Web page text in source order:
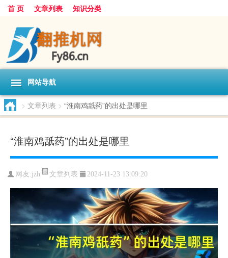
首 页 文章列表 知识分类
网站导航
> 文章列表 > “淮南鸡舐药”的出处是哪里
“淮南鸡舐药”的出处是哪里
网友:jzh 文章列表 2024-11-23 13:09:20